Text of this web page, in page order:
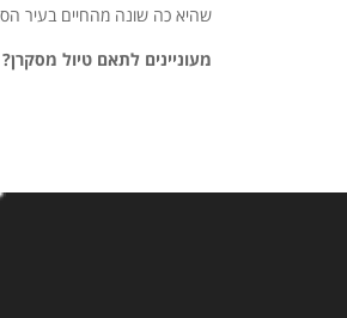
שהיא כה שונה מהחיים בעיר
מעוניינים לתאם טיול מסקרן?